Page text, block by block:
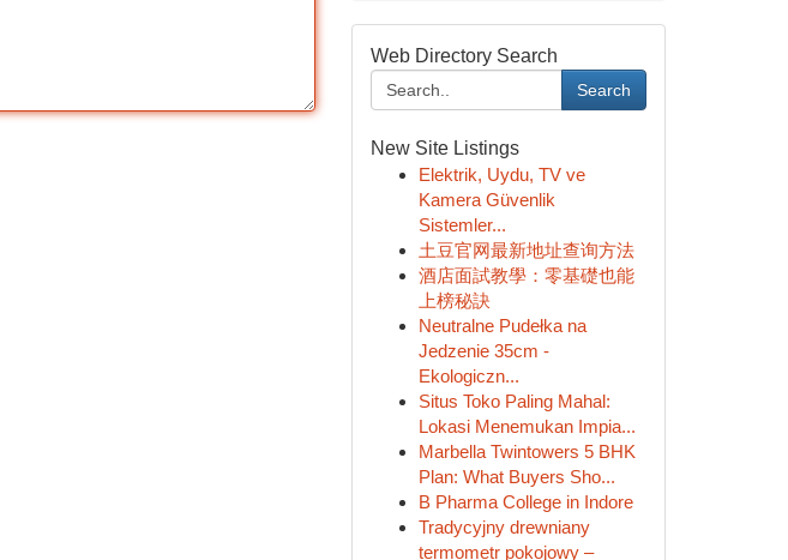
Web Directory Search
Search
New Site Listings
Elektrik, Uydu, TV ve
Kamera Güvenlik
Sistemler...
土豆官网最新地址查询方法
酒店面試教學：零基礎也能
上榜秘訣
Neutralne Pudełka na
Jedzenie 35cm -
Ekologiczn...
Situs Toko Paling Mahal:
Lokasi Menemukan Impia...
Marbella Twintowers 5 BHK
Plan: What Buyers Sho...
B Pharma College in Indore
Tradycyjny drewniany
termometr pokojowy –